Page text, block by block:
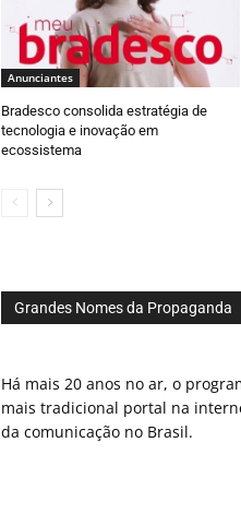
Anunciantes
Bradesco consolida estratégia de
tecnologia e inovação em
ecossistema
Grandes Nomes da Propaganda
Há mais 20 anos no ar, o
mais tradicional portal na
da comunicação no Brasil.